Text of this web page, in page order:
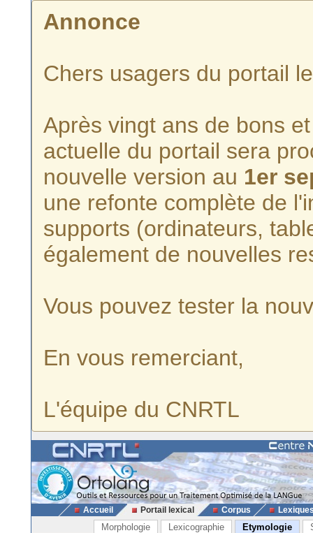
Annonce
Chers usagers du portail
Après vingt ans de bons
actuelle du portail sera
nouvelle version au 1er
une refonte complète de
supports (ordinateurs,
également de nouvelles
Vous pouvez tester la
En vous remerciant,
L'équipe du CNRTL
Accueil Portail lexical Corpus
Morphologie Lexicographie Etymologie